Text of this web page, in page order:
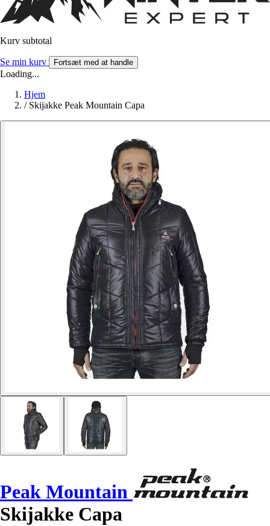
Kurv subtotal
Se min kurv Fortsæt med at handle
Loading...
Hjem
/ Skijakke Peak Mountain Capa
Peak Mountain
Skijakke Capa